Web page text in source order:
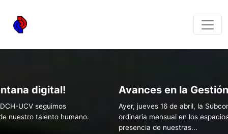
digital!
UCV seguimos
nuestro talento humano.
Avances en la
Ayer, jueves 16 de abril, la
ordinaria mensual en los
presencia de nuestras...